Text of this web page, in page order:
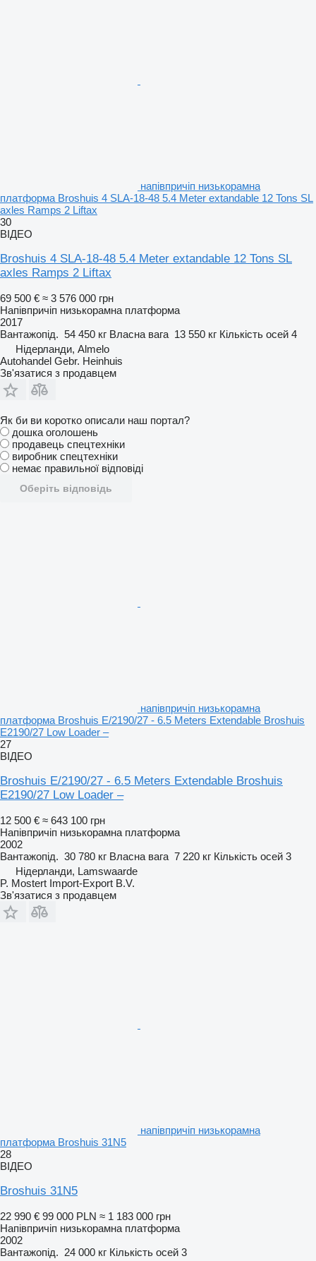
напівпричіп низькорамна
платформа Broshuis 4 SLA-18-48 5.4 Meter extandable 12 Tons SL
axles Ramps 2 Liftax
30
ВІДЕО
Broshuis 4 SLA-18-48 5.4 Meter extandable 12 Tons SL
axles Ramps 2 Liftax
69 500 € ≈ 3 576 000 грн
Напівпричіп низькорамна платформа
2017
Вантажопід. 54 450 кг Власна вага 13 550 кг Кількість осей 4
Нідерланди, Almelo
Autohandel Gebr. Heinhuis
Зв'язатися з продавцем
Як би ви коротко описали наш портал?
дошка оголошень
продавець спецтехніки
виробник спецтехніки
немає правильної відповіді
Оберіть відповідь
напівпричіп низькорамна
платформа Broshuis E/2190/27 - 6.5 Meters Extendable Broshuis
E2190/27 Low Loader –
27
ВІДЕО
Broshuis E/2190/27 - 6.5 Meters Extendable Broshuis
E2190/27 Low Loader –
12 500 € ≈ 643 100 грн
Напівпричіп низькорамна платформа
2002
Вантажопід. 30 780 кг Власна вага 7 220 кг Кількість осей 3
Нідерланди, Lamswaarde
P. Mostert Import-Export B.V.
Зв'язатися з продавцем
напівпричіп низькорамна
платформа Broshuis 31N5
28
ВІДЕО
Broshuis 31N5
22 990 € 99 000 PLN ≈ 1 183 000 грн
Напівпричіп низькорамна платформа
2002
Вантажопід. 24 000 кг Кількість осей 3